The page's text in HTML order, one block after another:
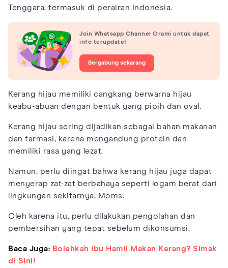
Tenggara, termasuk di perairan Indonesia.
Join Whatsapp Channel Orami untuk dapat
info terupdate!
Bergabung sekarang
Kerang hijau memiliki cangkang berwarna hijau
keabu-abuan dengan bentuk yang pipih dan oval.
Kerang hijau sering dijadikan sebagai bahan makanan
dan farmasi, karena mengandung protein dan
memiliki rasa yang lezat.
Namun, perlu diingat bahwa kerang hijau juga dapat
menyerap zat-zat berbahaya seperti logam berat dari
lingkungan sekitarnya, Moms.
Oleh karena itu, perlu dilakukan pengolahan dan
pembersihan yang tepat sebelum dikonsumsi.
Baca Juga: Bolehkah Ibu Hamil Makan Kerang? Simak
di Sini!